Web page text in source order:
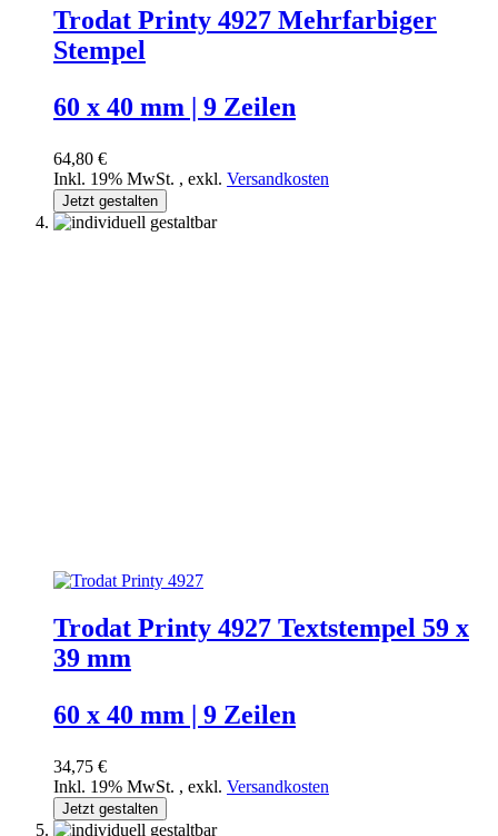
Trodat Printy 4927 Mehrfarbiger
Stempel
60 x 40 mm | 9 Zeilen
64,80 €
Inkl. 19% MwSt. , exkl. Versandkosten
Jetzt gestalten
Trodat Printy 4927 Textstempel 59 x
39 mm
60 x 40 mm | 9 Zeilen
34,75 €
Inkl. 19% MwSt. , exkl. Versandkosten
Jetzt gestalten